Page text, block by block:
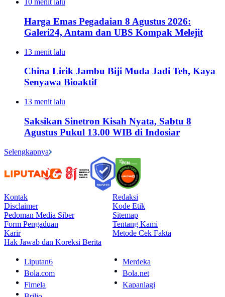
10 menit lalu
Harga Emas Pegadaian 8 Agustus 2026:
Galeri24, Antam dan UBS Kompak Melejit
13 menit lalu
China Lirik Jambu Biji Muda Jadi Teh, Kaya
Senyawa Bioaktif
13 menit lalu
Saksikan Sinetron Kisah Nyata, Sabtu 8
Agustus Pukul 13.00 WIB di Indosiar
Selengkapnya
Kontak
Redaksi
Disclaimer
Kode Etik
Pedoman Media Siber
Sitemap
Form Pengaduan
Tentang Kami
Karir
Metode Cek Fakta
Hak Jawab dan Koreksi Berita
Liputan6
Merdeka
Bola.com
Bola.net
Fimela
Kapanlagi